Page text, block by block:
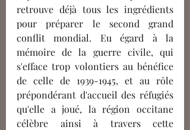
retrouve déjà tous les ingrédients
pour préparer le second grand
conflit mondial. Eu égard à la
mémoire de la guerre civile, qui
s'efface trop volontiers au bénéfice
de celle de 1939-1945, et au rôle
prépondérant d'accueil des réfugiés
qu'elle a joué, la région occitane
célèbre ainsi à travers cette